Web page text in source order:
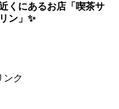
くにあるお店「喫茶サ
ン」✨
ンク